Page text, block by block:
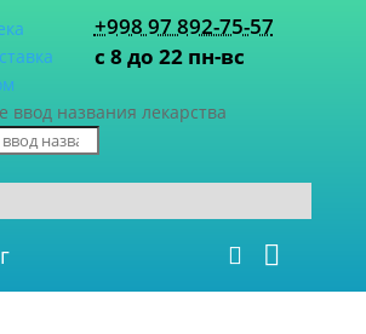
+998 97 892-75-57
с 8 до 22 пн-вс
ввод названия лекарства